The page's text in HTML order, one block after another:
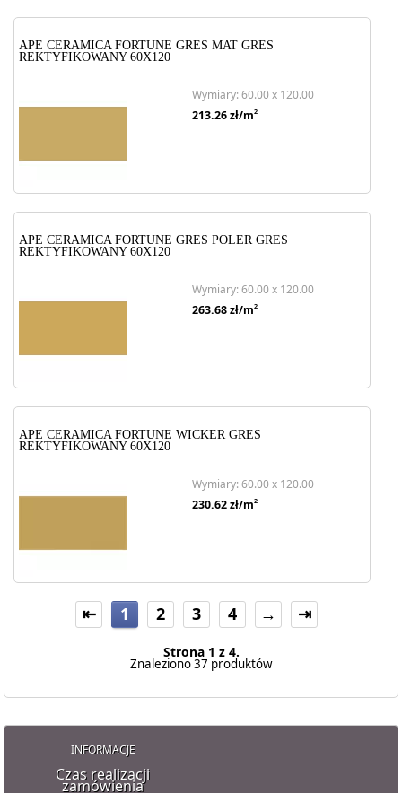
APE CERAMICA FORTUNE GRES MAT GRES
REKTYFIKOWANY 60X120
Wymiary: 60.00 x 120.00
213.26zł/m2
APE CERAMICA FORTUNE GRES POLER GRES
REKTYFIKOWANY 60X120
Wymiary: 60.00 x 120.00
263.68zł/m2
APE CERAMICA FORTUNE WICKER GRES
REKTYFIKOWANY 60X120
Wymiary: 60.00 x 120.00
230.62zł/m2
⇤ 1 2 3 4 → ⇥
Strona 1 z 4.
Znaleziono 37 produktów
INFORMACJE
Czas realizacji
zamówienia